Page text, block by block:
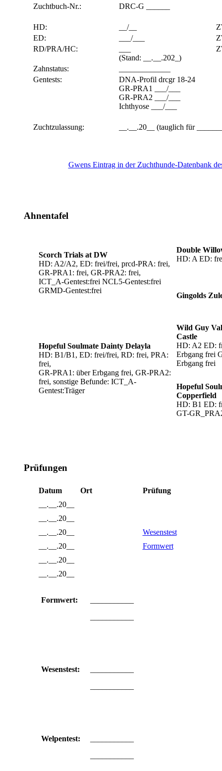
Zuchtbuch-Nr.:
DRC-G ______
HD: __/__
ED:
___/___
RD/PRA/HC:
(Stand: __.__.202_)
Zahnstatus:
Gentests:
DNA-Profil drcgr 18-24
GR-PRA1 ___/___
GR-PRA2 ___/___
Ichthyose ___/___
Zuchtzulassung: __.__.20__ (tauglich für
Gwens Eintrag in der Zuchthunde-Datenbank
Ahnentafel
Scorch Trials at DW
HD: A2/A2, ED: frei/frei, prcd-PRA: frei,
GR-PRA1: frei, GR-PRA2: frei,
ICT_A-Gentest:frei NCL5-Gentest:frei
GRMD-Gentest:frei
Double
HD: A ED:
Gingolds
Hopeful Soulmate Dainty Delayla
HD: B1/B1, ED: frei/frei, RD: frei, PRA:
frei,
GR-PRA1: über Erbgang frei, GR-PRA2:
frei, sonstige Befunde: ICT_A-
Gentest:Träger
Wild Guy
Castle
HD: A2 ED:
Erbgang frei
Erbgang frei
Hopeful
Copperfield
HD: B1 ED:
GT-
Prüfungen
Datum Ort
Prüfung
__.__.20__
__.__.20__
__.__.20__
Wesenstest
__.__.20__
Formwert
__.__.20__
__.__.20__
Formwert:
Wesenstest:
Welpentest: